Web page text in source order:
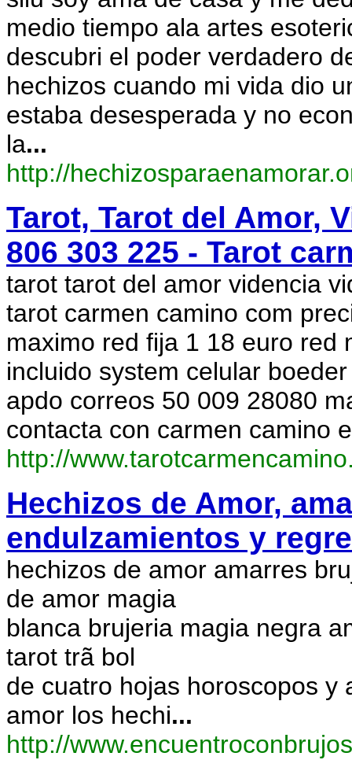
medio tiempo ala artes
descubri el poder verdadero
hechizos cuando mi vida dio
estaba desesperada y no
la...
http://
Tarot, Tarot del Amor,
806 303 225 - Tarot
tarot tarot del amor videncia
tarot carmen camino com
maximo red fija 1 18 euro red
incluido system celular
apdo correos 50 009 28080
contacta con carmen camino
http://
Hechizos de Amor,
endulzamientos y
hechizos de amor amarres
de amor magia
blanca brujeria magia negra
tarot trã bol
de cuatro hojas horoscopos y
amor los hechi...
http://